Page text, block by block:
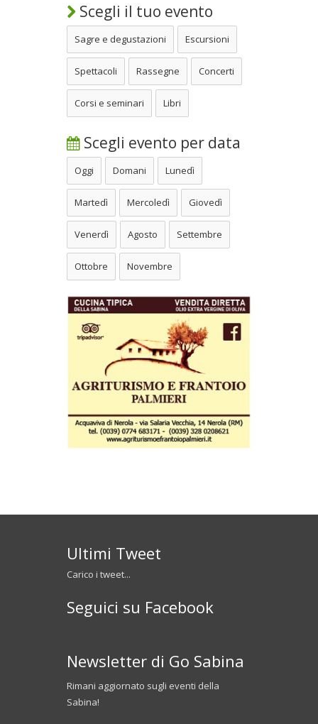
Scegli il tuo evento
Sagre e degustazioni Escursioni
Spettacoli Rassegne Concerti
Corsi e seminari Libri
Scegli evento per data
Oggi Domani Lunedì
Martedì Mercoledì Giovedì
Venerdì Agosto Settembre
Ottobre Novembre
Ultimi Tweet
Carico i tweet...
Seguici su Facebook
Newsletter di Go Sabina
Rimani aggiornato sugli eventi della
Sabina!